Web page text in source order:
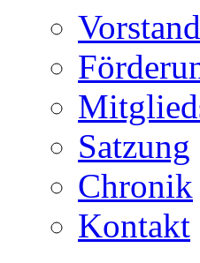
Vorstand
Satzung
Chronik
Kontakt